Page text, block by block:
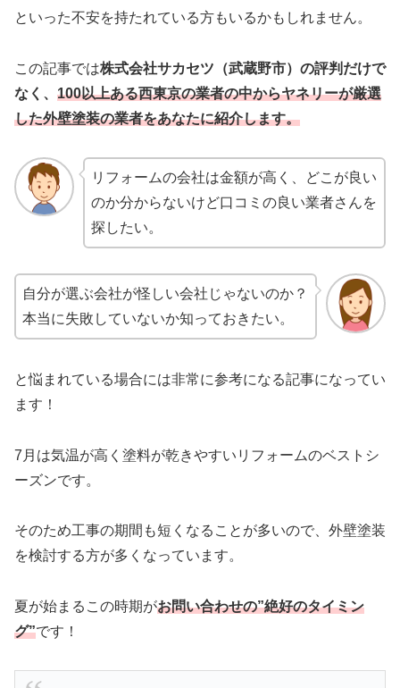
といった不安を持たれている方もいるかもしれません。
この記事では株式会社サカセツ（武蔵野市）の評判だけで
なく、 100以上ある西東京の業者の中からヤネリーが厳選
した外壁塗装の業者をあなたに紹介します。
リフォームの会社は金額が高く、どこが良い
のか分からないけど口コミの良い業者さんを
探したい。
自分が選ぶ会社が怪しい会社じゃないのか？
本当に失敗していないか知っておきたい。
と悩まれている場合には非常に参考になる記事になってい
ます！
7月は気温が高く塗料が乾きやすいリフォームのベストシ
ーズンです。
そのため工事の期間も短くなることが多いので、外壁塗装
を検討する方が多くなっています。
夏が始まるこの時期がお問い合わせの”絶好のタイミン
グ”です！